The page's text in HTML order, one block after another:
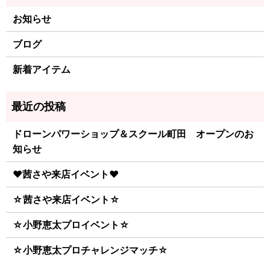
お知らせ
ブログ
新着アイテム
ドローンパワーショップ＆スクール町田 オープンのお
知らせ
♥茜さや来店イベント♥
☆茜さや来店イベント☆
☆小野恵太プロイベント☆
☆小野恵太プロチャレンジマッチ☆